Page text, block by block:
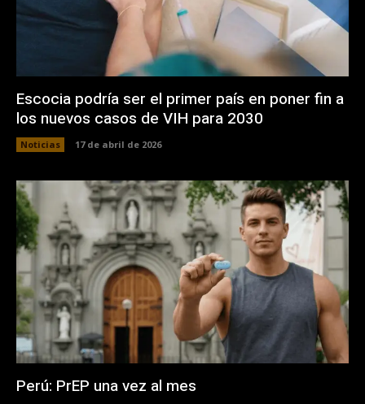
Escocia podría ser el primer país en poner fin a
los nuevos casos de VIH para 2030
Noticias 17 de abril de 2026
Perú: PrEP una vez al mes